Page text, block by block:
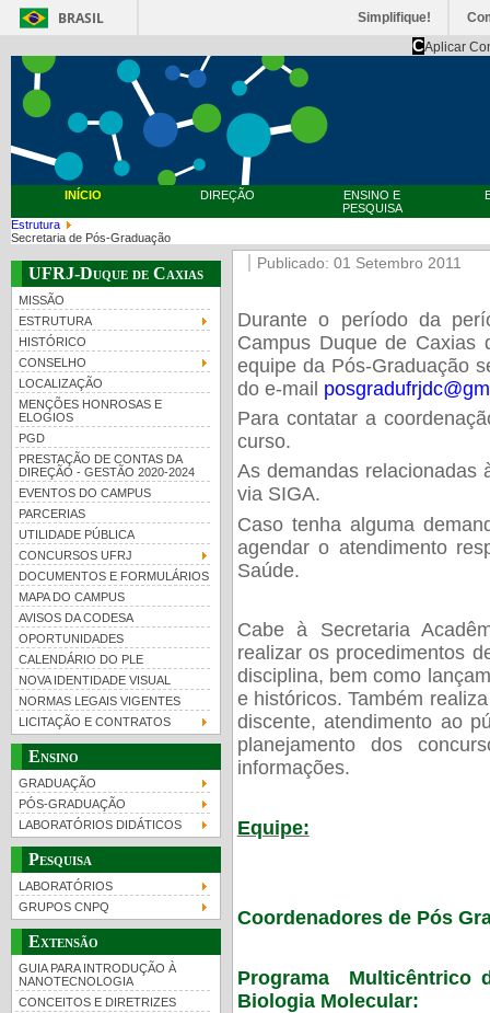
BRASIL Simplifique!
CAplicar
INÍCIO DIREÇÃO
ENSINO E
PESQUISA
Estrutura
Secretaria de Pós-Graduação
UFRJ-Duque de Caxias
MISSÃO
ESTRUTURA
HISTÓRICO
CONSELHO
LOCALIZAÇÃO
MENÇÕES HONROSAS E
ELOGIOS
PGD
PRESTAÇÃO DE CONTAS DA
DIREÇÃO - GESTÃO 2020-2024
EVENTOS DO CAMPUS
PARCERIAS
UTILIDADE PÚBLICA
CONCURSOS UFRJ
DOCUMENTOS E FORMULÁRIOS
MAPA DO CAMPUS
AVISOS DA CODESA
OPORTUNIDADES
CALENDÁRIO DO PLE
NOVA IDENTIDADE VISUAL
NORMAS LEGAIS VIGENTES
LICITAÇÃO E CONTRATOS
Ensino
GRADUAÇÃO
PÓS-GRADUAÇÃO
LABORATÓRIOS DIDÁTICOS
Pesquisa
LABORATÓRIOS
GRUPOS CNPQ
Extensão
GUIA PARA INTRODUÇÃO À
NANOTECNOLOGIA
CONCEITOS E DIRETRIZES
Publicado: 01 Setembro 2011
Durante o período da
Campus Duque de Caxias
equipe da Pós-Graduação
do e-mail
Para contatar a
curso.
As demandas relacionadas
via SIGA.
Caso tenha alguma
agendar o atendimento
Saúde.
Cabe à Secretaria
realizar os procedimentos
disciplina, bem como
e históricos. Também
discente, atendimento ao
planejamento dos
informações.
Equipe:
Coordenadores de Pós
Programa Multicêntrico
Biologia Molecular:
UFRJ 100 anos